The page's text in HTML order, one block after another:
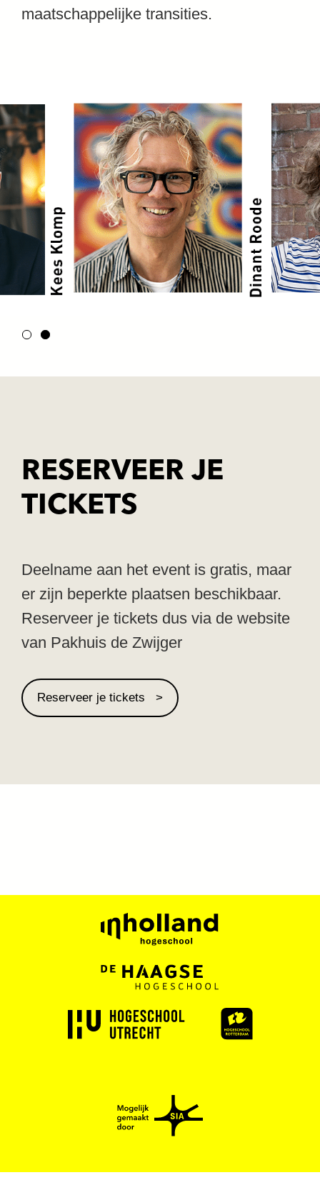
maatschappelijke transities.
RESERVEER JE
TICKETS
Deelname aan het event is gratis, maar
er zijn beperkte plaatsen beschikbaar.
Reserveer je tickets dus via de website
van Pakhuis de Zwijger
Reserveer je tickets